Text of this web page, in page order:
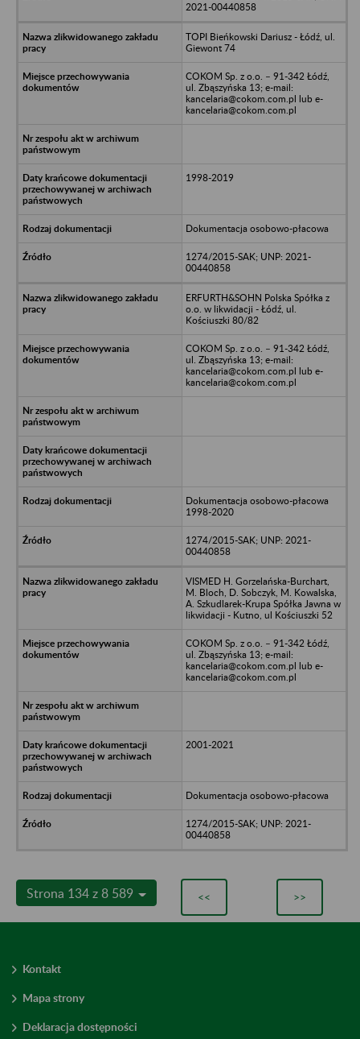
2021-00440858
TOPI Bieńkowski Dariusz - Łódź, ul.
Giewont 74
COKOM Sp. z o.o. – 91-342 Łódź,
ul. Zbąszyńska 13; e-mail:
kancelaria@cokom.com.pl lub e-
kancelaria@cokom.com.pl
1998-2019
Dokumentacja osobowo-płacowa
1274/2015-SAK; UNP: 2021-
00440858
ERFURTH&SOHN Polska Spółka z
o.o. w likwidacji - Łódź, ul.
Kościuszki 80/82
COKOM Sp. z o.o. – 91-342 Łódź,
ul. Zbąszyńska 13; e-mail:
kancelaria@cokom.com.pl lub e-
kancelaria@cokom.com.pl
Dokumentacja osobowo-płacowa
1998-2020
1274/2015-SAK; UNP: 2021-
00440858
VISMED H. Gorzelańska-Burchart,
M. Bloch, D. Sobczyk, M. Kowalska,
A. Szkudlarek-Krupa Spółka Jawna w
likwidacji - Kutno, ul Kościuszki 52
COKOM Sp. z o.o. – 91-342 Łódź,
ul. Zbąszyńska 13; e-mail:
kancelaria@cokom.com.pl lub e-
kancelaria@cokom.com.pl
2001-2021
Dokumentacja osobowo-płacowa
1274/2015-SAK; UNP: 2021-
00440858
Strona 134 z 8 589 << >>
Kontakt
Mapa strony
Deklaracja dostępności